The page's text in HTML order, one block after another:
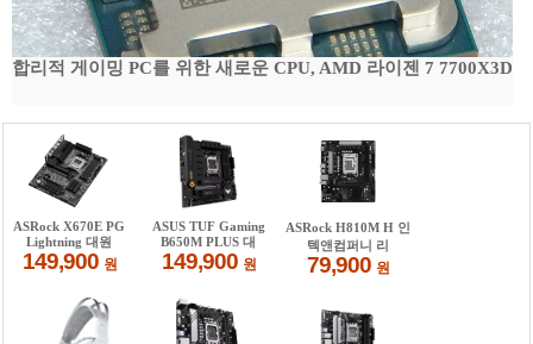
합리적 게이밍 PC를 위한 새로운 CPU, AMD 라이젠 7 7700X3D